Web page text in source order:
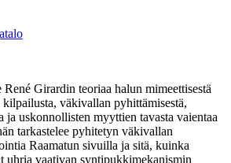
Girardin teoriaa halun mimeettisestä
kilpailusta, väkivallan pyhittämisestä,
ja uskonnollisten myyttien tavasta vaientaa
tarkastelee pyhitetyn väkivallan
Raamatun sivuilla ja sitä, kuinka
uhria vaativan syntipukkimekanismin